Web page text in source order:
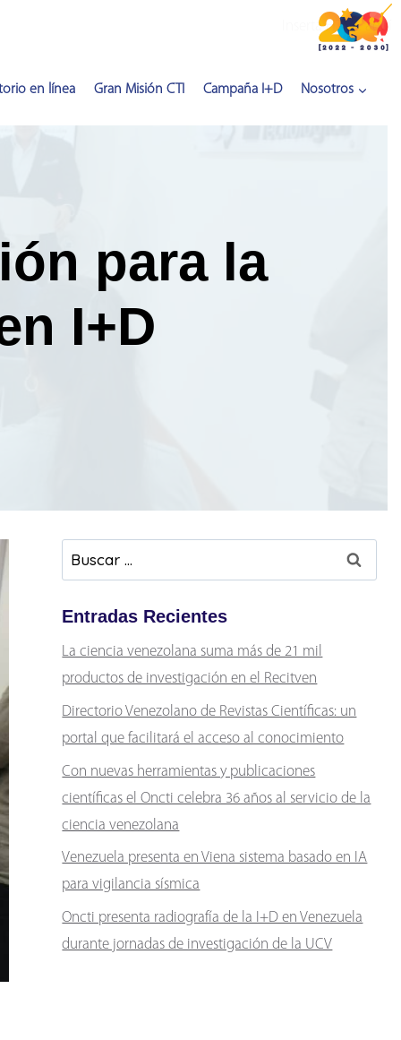
Inserta HTML aquí
en línea Gran Misión CTI Campaña I+D Nosotros
para la
I+D
Buscar:
Entradas Recientes
La ciencia venezolana suma más de 21 mil
productos de investigación en el Recitven
Directorio Venezolano de Revistas Científicas: un
portal que facilitará el acceso al conocimiento
Con nuevas herramientas y publicaciones
científicas el Oncti celebra 36 años al servicio de la
ciencia venezolana
Venezuela presenta en Viena sistema basado en IA
para vigilancia sísmica
Oncti presenta radiografía de la I+D en Venezuela
durante jornadas de investigación de la UCV